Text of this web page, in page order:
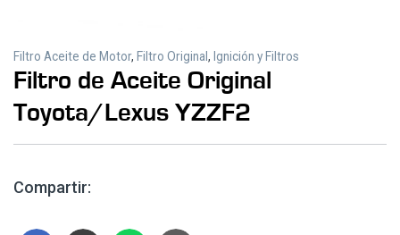
Filtro Aceite de Motor, Filtro Original, Ignición y Filtros
Filtro de Aceite Original
Toyota/Lexus YZZF2
Compartir: